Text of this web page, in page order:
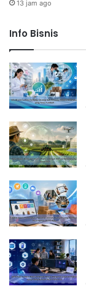
13 jam ago
Info Bisnis